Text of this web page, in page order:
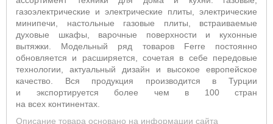
газоэлектрические и электрические плиты, электрические
минипечи, настольные газовые плиты, встраиваемые
духовые шкафы, варочные поверхности и кухонные
вытяжки. Модельный ряд товаров Ferre постоянно
обновляется и расширяется, сочетая в себе передовые
технологии, актуальный дизайн и высокое европейское
качество. Вся продукция производится в Турции
и экспортируется более чем в 100 стран
на всех континентах.
Описание товара основано на информации сайта